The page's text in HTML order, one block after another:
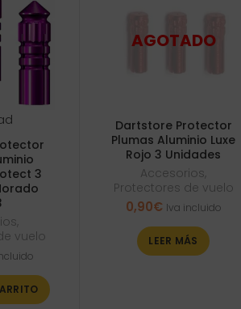
3
,
vuelo
Dartstore Protector
Plumas Aluminio Luxe
Rojo 3 Unidades
Accesorios,
Protectores de vuelo
0,90€ Iva incluido
LEER MÁS